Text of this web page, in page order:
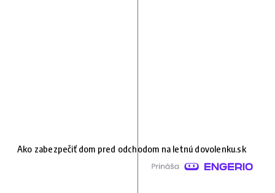
Ako zabezpečiť dom pred odchodom na letnú dovolenku.sk